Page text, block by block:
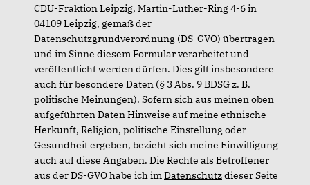
CDU-Fraktion Leipzig, Martin-Luther-Ring 4-6 in
04109 Leipzig, gemäß der
Datenschutzgrundverordnung (DS-GVO) übertragen
und im Sinne diesem Formular verarbeitet und
veröffentlicht werden dürfen. Dies gilt insbesondere
auch für besondere Daten (§ 3 Abs. 9 BDSG z. B.
politische Meinungen). Sofern sich aus meinen oben
aufgeführten Daten Hinweise auf meine ethnische
Herkunft, Religion, politische Einstellung oder
Gesundheit ergeben, bezieht sich meine Einwilligung
auch auf diese Angaben. Die Rechte als Betroffener
aus der DS-GVO habe ich imDatenschutzdieser Seite